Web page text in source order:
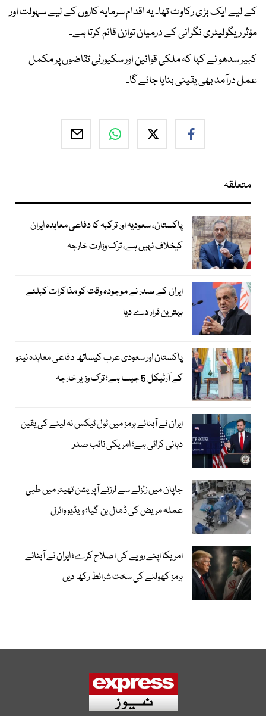
کے لیے ایک بڑی رکاوٹ تھا۔ یہ اقدام سرمایہ کاروں کے لیے سہولت اور
مؤثر ریگولیٹری نگرانی کے درمیان توازن قائم کرتا ہے۔
کبیر سدھو نے کہا کہ ملکی قوانین اور سکیورٹی تقاضوں پر مکمل
عمل درآمد بھی یقینی بنایا جائے گا۔
متعلقہ
پاکستان، سعودیہ اور ترکیہ کا دفاعی معاہدہ ایران
کیخلاف نہیں ہے، ترک وزارت خارجہ
ایران کے صدر نے موجودہ وقت کو مذاکرات کیلئے
بہترین قرار دے دیا
پاکستان اور سعودی عرب کیساتھ دفاعی معاہدہ نیٹو
کے آرٹیکل 5 جیسا ہے؛ ترک وزیر خارجہ
ایران نے آبنائے ہرمز میں ٹول ٹیکس نہ لینے کی یقین
دہانی کرائی ہے؛ امریکی نائب صدر
جاپان میں زلزلے سے لرزتے آپریشن تھیٹر میں طبی
عملہ مریض کی ڈھال بن گیا؛ ویڈیو وائرل
امریکا اپنے رویے کی اصلاح کرے؛ ایران نے آبنائے
ہرمز کھولنے کی سخت شرائط رکھ دیں